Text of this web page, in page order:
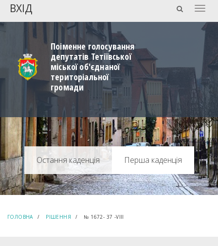
ВХІД
Поіменне голосування
депутатів Тетіївської
міської об'єднаної
територіальної
громади
Перша каденція
ГОЛОВНА РІШЕННЯ № 1672- 37 -VIII